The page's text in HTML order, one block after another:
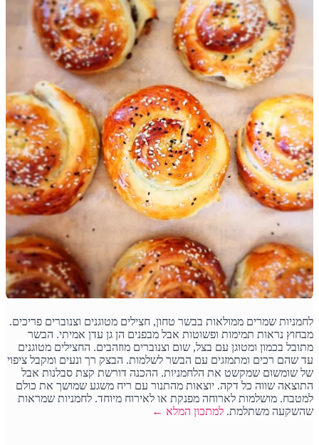
לחמניות שמרים ממולאות בבשר טחון, חצילים מטוגנים וצנוברים פריכים.
מבחוץ נראות תמימות ופשוטות אבל מבפנים הן גן עדן אמיתי. הבשר
מתובל בכמון ומטוגן עם בצל, שום וצנוברים מוזהבים. החצילים מטוגנים
עד שהם רכים ומתמזגים עם הבשר לשלמות. הבצק רך ונעים ומקבל ציפוי
של שומשום שמקשט את הלחמניות. ההכנה דורשת קצת סבלנות אבל
התוצאה שווה כל דקה. יוצאות מהתנור עם ריח משגע שמושך את כולם
למטבח. מושלמות לארוחה מפנקת או לאירוח מיוחד. לחמניות שמראות
שהשקעה משתלמת.למתכון המלא ←